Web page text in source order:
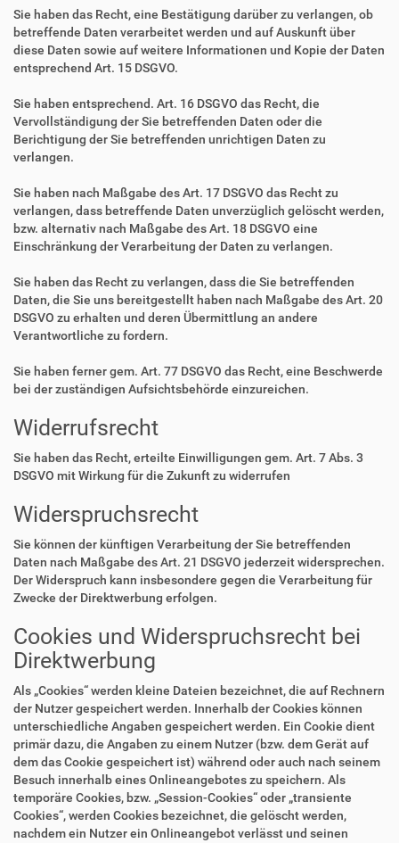
Sie haben das Recht, eine Bestätigung darüber zu verlangen, ob
betreffende Daten verarbeitet werden und auf Auskunft über
diese Daten sowie auf weitere Informationen und Kopie der Daten
entsprechend Art. 15 DSGVO.
Sie haben entsprechend. Art. 16 DSGVO das Recht, die
Vervollständigung der Sie betreffenden Daten oder die
Berichtigung der Sie betreffenden unrichtigen Daten zu
verlangen.
Sie haben nach Maßgabe des Art. 17 DSGVO das Recht zu
verlangen, dass betreffende Daten unverzüglich gelöscht werden,
bzw. alternativ nach Maßgabe des Art. 18 DSGVO eine
Einschränkung der Verarbeitung der Daten zu verlangen.
Sie haben das Recht zu verlangen, dass die Sie betreffenden
Daten, die Sie uns bereitgestellt haben nach Maßgabe des Art. 20
DSGVO zu erhalten und deren Übermittlung an andere
Verantwortliche zu fordern.
Sie haben ferner gem. Art. 77 DSGVO das Recht, eine Beschwerde
bei der zuständigen Aufsichtsbehörde einzureichen.
Widerrufsrecht
Sie haben das Recht, erteilte Einwilligungen gem. Art. 7 Abs. 3
DSGVO mit Wirkung für die Zukunft zu widerrufen
Widerspruchsrecht
Sie können der künftigen Verarbeitung der Sie betreffenden
Daten nach Maßgabe des Art. 21 DSGVO jederzeit widersprechen.
Der Widerspruch kann insbesondere gegen die Verarbeitung für
Zwecke der Direktwerbung erfolgen.
Cookies und Widerspruchsrecht bei
Direktwerbung
Als „Cookies“ werden kleine Dateien bezeichnet, die auf Rechnern
der Nutzer gespeichert werden. Innerhalb der Cookies können
unterschiedliche Angaben gespeichert werden. Ein Cookie dient
primär dazu, die Angaben zu einem Nutzer (bzw. dem Gerät auf
dem das Cookie gespeichert ist) während oder auch nach seinem
Besuch innerhalb eines Onlineangebotes zu speichern. Als
temporäre Cookies, bzw. „Session-Cookies“ oder „transiente
Cookies“, werden Cookies bezeichnet, die gelöscht werden,
nachdem ein Nutzer ein Onlineangebot verlässt und seinen